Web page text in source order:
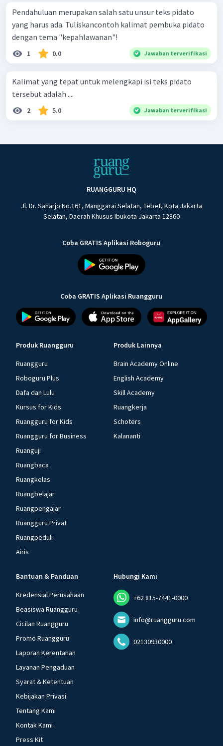
Pendahuluan merupakan salah satu unsur teks pidato
yang harus ada. Tuliskancontoh kalimat pembuka pidato
dengan tema "kepahlawanan"!
1 0.0 Jawaban terverifikasi
Kalimat yang tepat untuk melengkapi isi teks pidato
tersebut adalah ....
2 5.0 Jawaban terverifikasi
RUANGGURU HQ
Jl. Dr. Saharjo No.161, Manggarai Selatan, Tebet, Kota Jakarta
Selatan, Daerah Khusus Ibukota Jakarta 12860
Coba GRATIS Aplikasi Roboguru
Coba GRATIS Aplikasi Ruangguru
Produk Ruangguru
Ruangguru
Roboguru Plus
Dafa dan Lulu
Kursus for Kids
Ruangguru for Kids
Ruangguru for Business
Ruanguji
Ruangbaca
Ruangkelas
Ruangbelajar
Ruangpengajar
Ruangguru Privat
Ruangpeduli
Airis
Produk Lainnya
Brain Academy Online
English Academy
Skill Academy
Ruangkerja
Schoters
Kalananti
Bantuan & Panduan
Kredensial Perusahaan
Beasiswa Ruangguru
Cicilan Ruangguru
Promo Ruangguru
Laporan Kerentanan
Layanan Pengaduan
Syarat & Ketentuan
Kebijakan Privasi
Tentang Kami
Kontak Kami
Press Kit
Hubungi Kami
+62 815-7441-0000
info@ruangguru.com
02130930000